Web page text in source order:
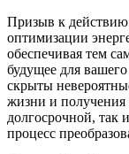
Призыв к
оптимизации
обеспечивая тем
будущее для
скрыты
жизни и получения
долгосрочной, так
процесс